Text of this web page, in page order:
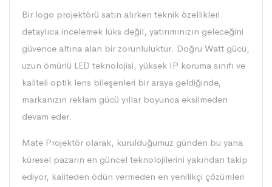
Bir logo projektörü satın alırken teknik özellikleri
detaylıca incelemek lüks değil, yatırımınızın geleceğini
güvence altına alan bir zorunluluktur. Doğru Watt gücü,
uzun ömürlü LED teknolojisi, yüksek IP koruma sınıfı ve
kaliteli optik lens bileşenleri bir araya geldiğinde,
markanızın reklam gücü yıllar boyunca eksilmeden
devam eder.
Mate Projektörolarak, kurulduğumuz günden bu yana
küresel pazarın en güncel teknolojilerini yakından takip
ediyor, kaliteden ödün vermeden en yenilikçi çözümleri